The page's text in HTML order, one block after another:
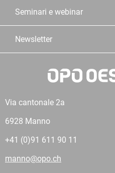
Seminari e webinar
Newsletter
Via cantonale 2a
6928 Manno
+41 (0)91 611 90 11
manno@opo.ch